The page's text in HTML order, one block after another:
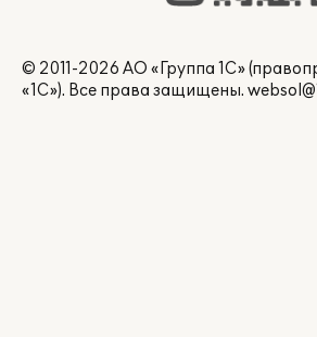
© 2011-2026 АО «Группа 1С»
«1С»). Все права защищены.